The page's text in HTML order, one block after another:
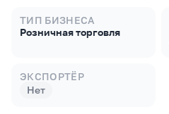
ТИП БИЗНЕСА
Розничная торговля
ЭКСПОРТЁР
Нет